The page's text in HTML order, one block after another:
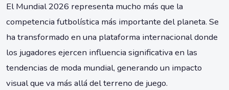
El Mundial 2026 representa mucho más que la
competencia futbolística más importante del planeta. Se
ha transformado en una plataforma internacional donde
los jugadores ejercen influencia significativa en las
tendencias de moda mundial, generando un impacto
visual que va más allá del terreno de juego.